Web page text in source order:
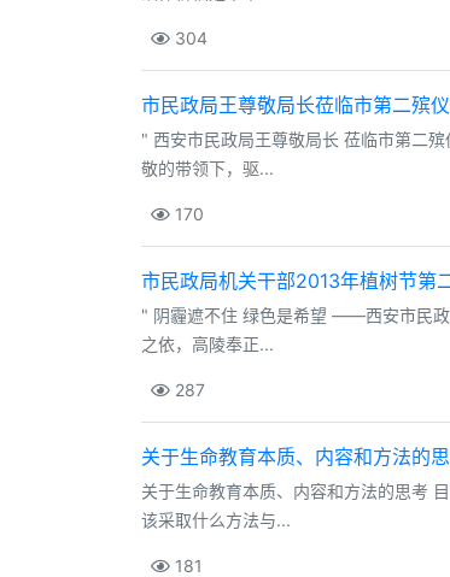
304
市民政局王尊敬局长莅临市第二殡
" 西安市民政局王尊敬局长 莅临市第二
敬的带领下，驱...
170
市民政局机关干部2013年植树节第
" 阴霾遮不住 绿色是希望 ——西安市民
之依，高陵奉正...
287
关于生命教育本质、内容和方法的
关于生命教育本质、内容和方法的思考
该采取什么方法与...
181